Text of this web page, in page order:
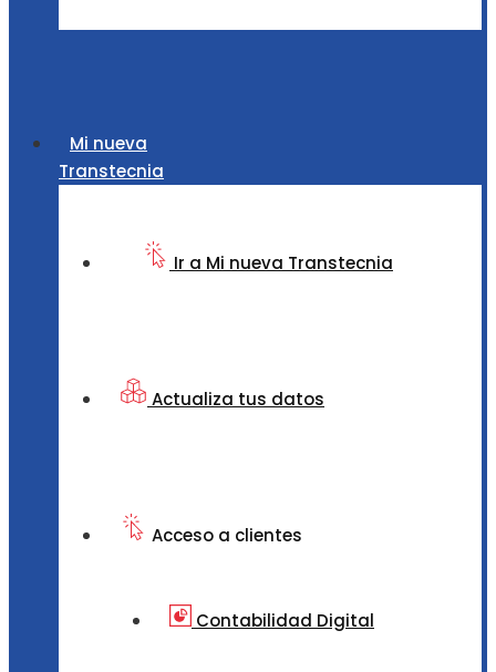
Mi nueva
Transtecnia
Ir a Mi nueva Transtecnia
Actualiza tus datos
Acceso a clientes
Contabilidad Digital